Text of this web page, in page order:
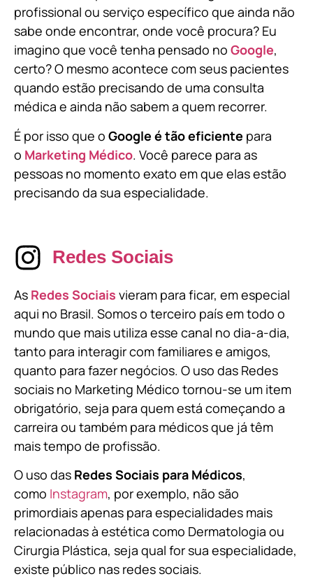
profissional ou serviço específico que ainda não
sabe onde encontrar, onde você procura? Eu
imagino que você tenha pensado no Google,
certo? O mesmo acontece com seus pacientes
quando estão precisando de uma consulta
médica e ainda não sabem a quem recorrer.
É por isso que o Google é tão eficiente para
o Marketing Médico. Você parece para as
pessoas no momento exato em que elas estão
precisando da sua especialidade.
Redes Sociais
As Redes Sociais vieram para ficar, em especial
aqui no Brasil. Somos o terceiro país em todo o
mundo que mais utiliza esse canal no dia-a-dia,
tanto para interagir com familiares e amigos,
quanto para fazer negócios. O uso das Redes
sociais no Marketing Médico tornou-se um item
obrigatório, seja para quem está começando a
carreira ou também para médicos que já têm
mais tempo de profissão.
O uso das Redes Sociais para Médicos,
como Instagram, por exemplo, não são
primordiais apenas para especialidades mais
relacionadas à estética como Dermatologia ou
Cirurgia Plástica, seja qual for sua especialidade,
existe público nas redes sociais.